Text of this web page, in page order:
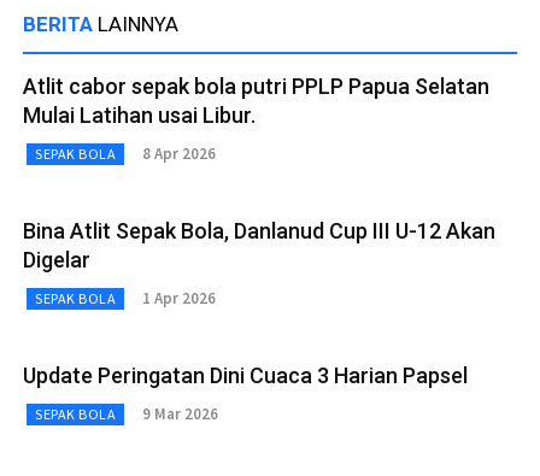
BERITA LAINNYA
Atlit cabor sepak bola putri PPLP Papua Selatan
Mulai Latihan usai Libur.
SEPAK BOLA 8 Apr 2026
Bina Atlit Sepak Bola, Danlanud Cup III U-12 Akan
Digelar
SEPAK BOLA 1 Apr 2026
Update Peringatan Dini Cuaca 3 Harian Papsel
SEPAK BOLA 9 Mar 2026